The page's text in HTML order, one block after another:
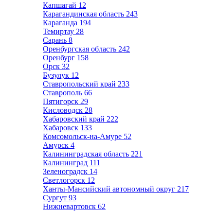
Капшагай 12
Карагандинская область 243
Караганда 194
Темиртау 28
Сарань 8
Оренбургская область 242
Оренбург 158
Орск 32
Бузулук 12
Ставропольский край 233
Ставрополь 66
Пятигорск 29
Кисловодск 28
Хабаровский край 222
Хабаровск 133
Комсомольск-на-Амуре 52
Амурск 4
Калининградская область 221
Калининград 111
Зеленоградск 14
Светлогорск 12
Ханты-Мансийский автономный округ 217
Сургут 93
Нижневартовск 62